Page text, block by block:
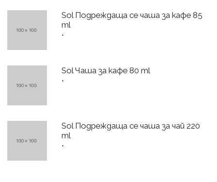
Sol Подреждаща се чаша за кафе 85
ml
*
Sol Чаша за кафе 80 ml
*
Sol Подреждаща се чаша за чай 220
ml
*